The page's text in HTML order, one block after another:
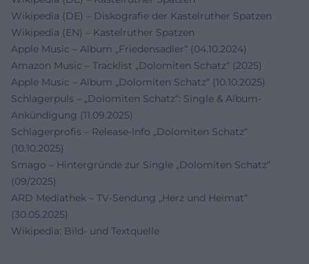
Wikipedia (DE) – Diskografie der Kastelruther Spatzen
Wikipedia (EN) – Kastelruther Spatzen
Apple Music – Album „Friedensadler“ (04.10.2024)
Amazon Music – Tracklist „Dolomiten Schatz“ (2025)
Apple Music – Album „Dolomiten Schatz“ (10.10.2025)
Schlagerpuls – „Dolomiten Schatz“: Single & Album-
Ankündigung (11.09.2025)
Schlagerprofis – Release-Info „Dolomiten Schatz“
(10.10.2025)
Smago – Hintergründe zur Single „Dolomiten Schatz“
(09/2025)
ARD Mediathek – TV-Sendung „Herz und Heimat“
(30.05.2025)
Wikipedia: Bild- und Textquelle